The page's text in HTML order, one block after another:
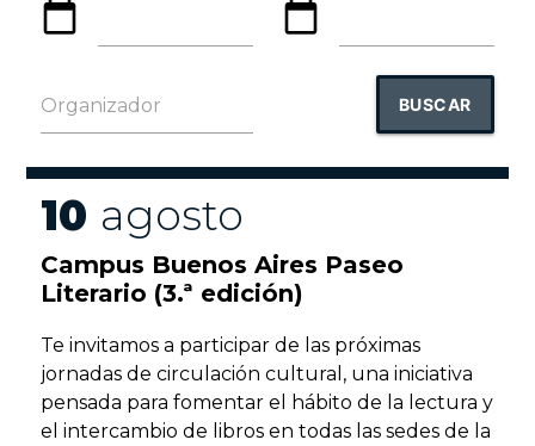
calendar_today calendar_today
Organizador BUSCAR
10 agosto
Campus Buenos Aires Paseo
Literario (3.ª edición)
Te invitamos a participar de las próximas
jornadas de circulación cultural, una iniciativa
pensada para fomentar el hábito de la lectura y
el intercambio de libros en todas las sedes de la